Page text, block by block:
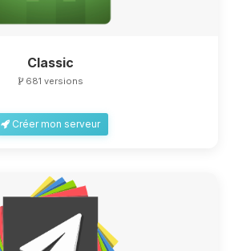
Classic
681 versions
Créer mon serveur